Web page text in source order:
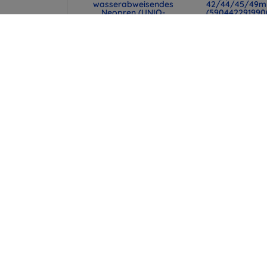
wasserabweisendes
Neopren (UNIQ-
42/44/45/